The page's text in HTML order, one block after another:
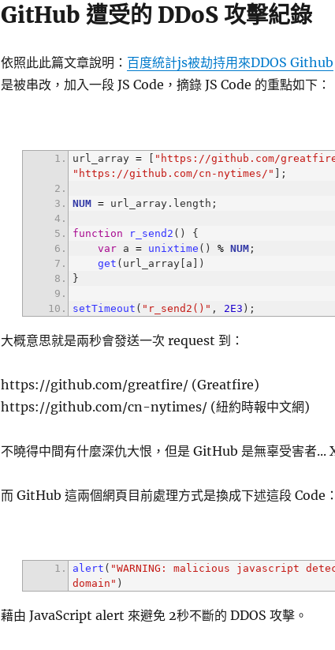
GitHub 遭受的 DDoS 攻擊紀錄
依照此此篇文章說明： 百度統計js被劫持用來DDOS Github
是被串改，加入一段 JS Code，摘錄 JS Code 的重點如下：
url_array = [ "https://github.com/
"https://github.com/cn-nytimes/"
NUM =
function r_send2
var a = unixtime () % NUM
get
setTimeout ( "r_send2()" , 2E3 );
大概意思就是兩秒會發送一次 request 到：
https://github.com/greatfire/ (Greatfire)
https://github.com/cn-nytimes/ (紐約時報中文網)
不曉得中間有什麼深仇大恨，但是 GitHub 是無辜受害者...
而 GitHub 這兩個網頁目前處理方式是換成下述這段 Code：
alert ( "WARNING: malicious javascript
domain" )
藉由 JavaScript alert 來避免 2秒不斷的 DDOS 攻擊。